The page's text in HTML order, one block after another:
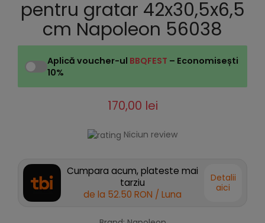
pentru gratar 42x30,5x6,5
cm Napoleon 56038
Aplică voucher-ul BBQFEST – Economisești
10%
170,00 lei
Niciun review
Cumpara acum, plateste mai
tarziu
de la 52.50 RON / Luna
Detalii
aici